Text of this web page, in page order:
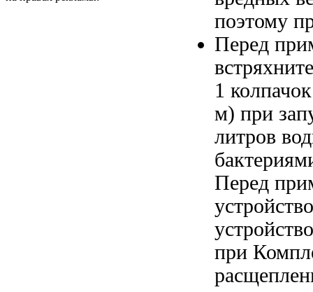
поэтому
Перед
1
м) при
литров
Перед
устройство
при